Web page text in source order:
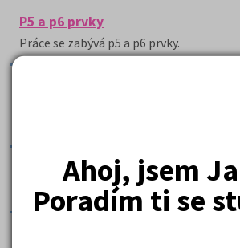
Ahoj, jsem
Poradím ti se
P5 a p6 prvky
Práce se zabývá p5 a p6 prvky.
Práce s chemickým sklem -
Protokol se zabývá prací s chemickým